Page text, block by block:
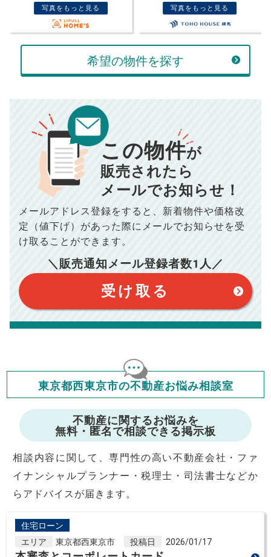
ボーナス
返済金額
万円
万円
返済シミュレーション計算結果
毎月の支払額 834
年間の支払額 10,005 円
総支払額 100,050 円
このシミュレーターは元利均等返済方式で試算しています。
このシミュレーターは、四捨五入にて計算しております。
このシミュレーターはお借り入れの全期間で金利が変わらない設
このシミュレーターでの結果は、お借り入れを保証するものでは
ありません。
このシミュレーターをご利用された方の、いかなる損害について
ますが、お借り入れの際に各金融機関にご相談ください。
会員マイページでは
修繕費・管理費の計算もできます
売却価格
万円
万円
計算する
売却にかかる費用
00万円
■仲介手数料／
万円
■売買契約書印紙／0万円
■抵当権抹消費用／0万円
000
場合がございます。詳しくは最寄りの税務署などにご確認く
※シミュレーター結果はあくまでも概算であり、手残り金額を
保証するものではございません。
※上記売却費用には、住所変更登記の費用、引っ越し費用、住
で予めご了承ください。
※仲介手数料は宅地建物取引業法で定められた上限で計算して
写真をもっと見る 写真をもっと見る
希望の物件を探す
この物件が
販売されたら
メールでお知らせ！
メールアドレス登録をすると、 新着物件や価格改
定（値下げ）があった際に メールでお知らせを受
け取ることができます。
＼販売通知メール登録者数1 人／
受け取る
東京都西東京市の不動産お悩み相談室
不動産に関するお悩みを
無料・匿名で相談できる掲示板
相談内容に関して、専門性の高い不動産会社・ファ
イナンシャルプランナー・税理士・司法書士などか
らアドバイスが届きます。
住宅ローン
エリア
東京都西東京市 投稿日 2026/01/17